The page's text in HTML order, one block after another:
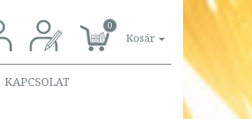
0
Kosár
KAPCSOLAT